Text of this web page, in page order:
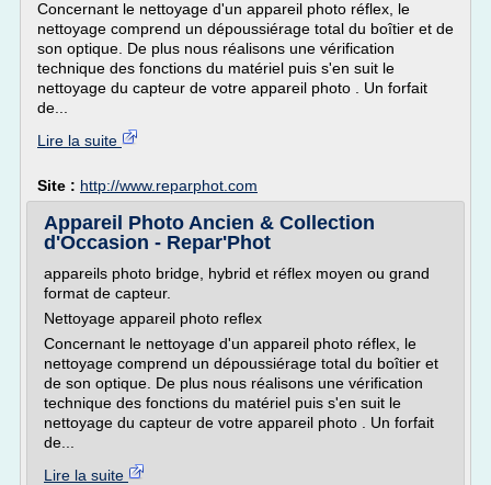
Concernant le nettoyage d'un appareil photo réflex, le
nettoyage comprend un dépoussiérage total du boîtier et de
son optique. De plus nous réalisons une vérification
technique des fonctions du matériel puis s'en suit le
nettoyage du capteur de votre appareil photo . Un forfait
de...
Lire la suite
Site : http://www.reparphot.com
Appareil Photo Ancien & Collection
d'Occasion - Repar'Phot
appareils photo bridge, hybrid et réflex moyen ou grand
format de capteur.
Nettoyage appareil photo reflex
Concernant le nettoyage d'un appareil photo réflex, le
nettoyage comprend un dépoussiérage total du boîtier et
de son optique. De plus nous réalisons une vérification
technique des fonctions du matériel puis s'en suit le
nettoyage du capteur de votre appareil photo . Un forfait
de...
Lire la suite